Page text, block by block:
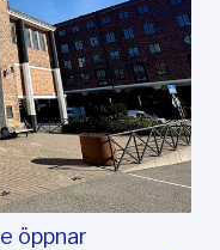
öppnar